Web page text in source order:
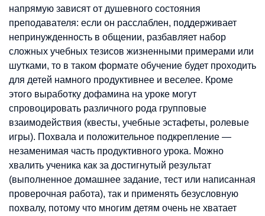
напрямую зависят от душевного состояния
преподавателя: если он расслаблен, поддерживает
непринужденность в общении, разбавляет набор
сложных учебных тезисов жизненными примерами или
шутками, то в таком формате обучение будет проходить
для детей намного продуктивнее и веселее. Кроме
этого выработку дофамина на уроке могут
спровоцировать различного рода групповые
взаимодействия (квесты, учебные эстафеты, ролевые
игры). Похвала и положительное подкрепление —
незаменимая часть продуктивного урока. Можно
хвалить ученика как за достигнутый результат
(выполненное домашнее задание, тест или написанная
проверочная работа), так и применять безусловную
похвалу, потому что многим детям очень не хватает